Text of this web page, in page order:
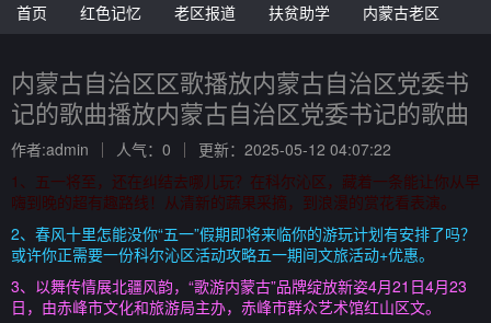
首页 红色记忆 老区报道 扶贫助学 内蒙古老区
内蒙古自治区区歌播放内蒙古自治区党委书
记的歌曲播放内蒙古自治区党委书记的歌曲
作者:admin 人气：0
更新：2025-05-12 04:07:22
1、五一将至，还在纠结去哪儿玩？在科尔沁区，藏着一条能让你从早
嗨到晚的超有趣路线！从清新的蔬果采摘，到浪漫的赏花看表演。
2、春风十里怎能没你“五一”假期即将来临你的游玩计划有安排了吗？
或许你正需要一份科尔沁区活动攻略五一期间文旅活动+优惠。
3、以舞传情展北疆风韵，“歌游内蒙古”品牌绽放新姿4月21日4月23
日，由赤峰市文化和旅游局主办，赤峰市群众艺术馆红山区文。